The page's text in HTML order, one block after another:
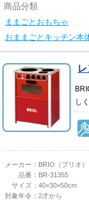
商品分類
ままごとおもちゃ
おままごとキッチン本
し
メーカー： BRIO（ブリオ）
品番： BR-31355
サイズ：40×30×50cm
対象年令：2才から